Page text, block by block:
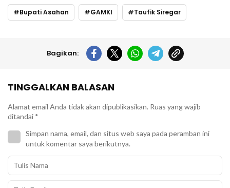
Bupati Asahan GAMKI Taufik Siregar
Bagikan:
TINGGALKAN BALASAN
Alamat email Anda tidak akan dipublikasikan. Ruas yang wajib
ditandai *
Simpan nama, email, dan situs web saya pada peramban ini
untuk komentar saya berikutnya.